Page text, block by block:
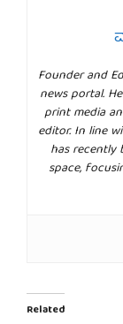
Founder and
news portal.
print media
editor. In line
has recently
space,
Related